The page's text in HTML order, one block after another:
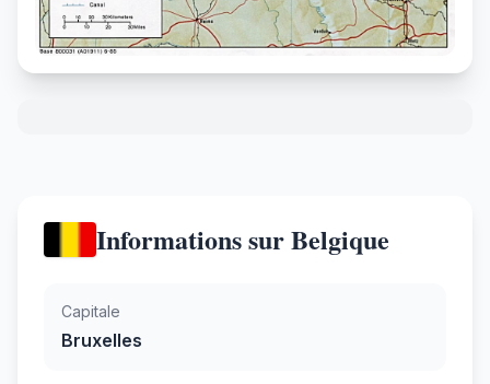
Informations sur Belgique
Capitale
Bruxelles